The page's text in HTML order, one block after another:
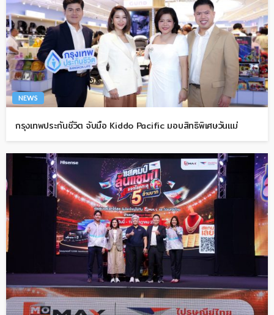
NEWS
กรุงเทพประกันชีวิต จับมือ Kiddo Pacific มอบสิทธิพิเศษวันแม่